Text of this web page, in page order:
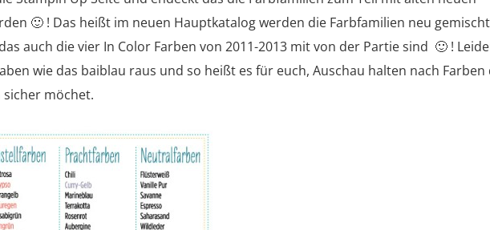
🙂 ! Das heißt im neuen Hauptkatalog werden die Farbfamilien neu
auch die vier In Color Farben von 2011-2013 mit von der Partie sind 🙂 !
wie das baiblau raus und so heißt es für euch, Auschau halten nach Farben
möchet.